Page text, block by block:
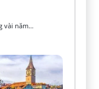
vài năm…